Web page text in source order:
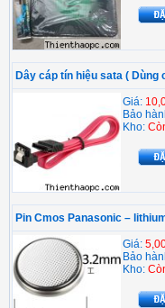
Dây cáp tín hiệu sata ( Dùng
Giá:
Bảo
Kho:
Pin Cmos Panasonic –
Giá:
Bảo
Kho: